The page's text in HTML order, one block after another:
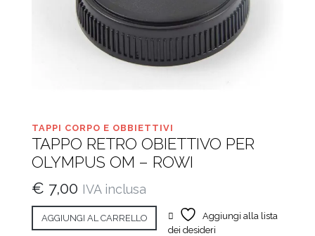
TAPPI CORPO E OBBIETTIVI
TAPPO RETRO OBIETTIVO PER
OLYMPUS OM – ROWI
€ 7,00 IVA inclusa
AGGIUNGI AL CARRELLO
Aggiungi alla lista
dei desideri